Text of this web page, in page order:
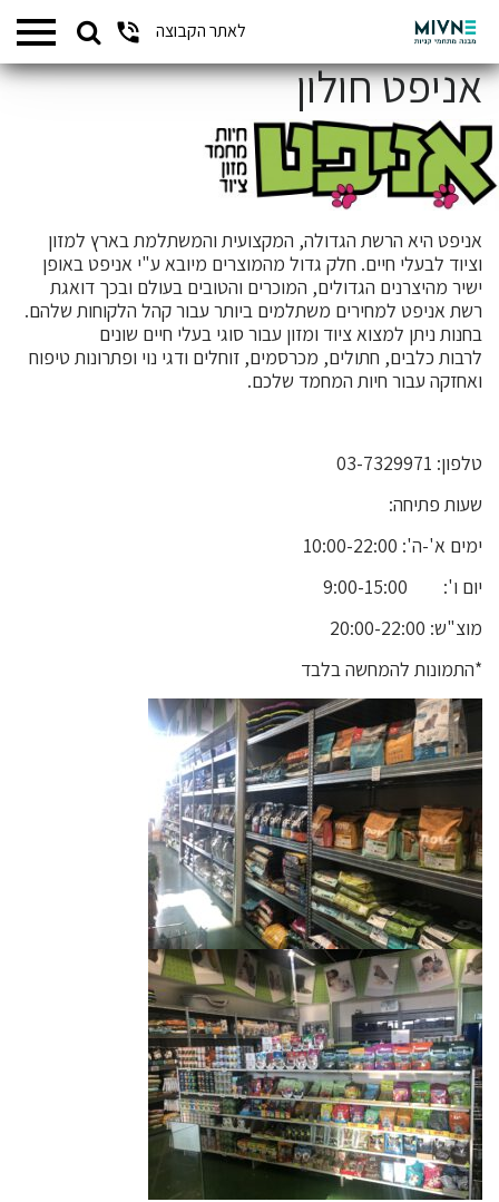
לאתר הקבוצהSearch
המתחמים שלנו
אניפט חולון
אניפט היא הרשת הגדולה, המקצועית והמשתלמת בארץ למזון
וציוד לבעלי חיים. חלק גדול מהמוצרים מיובא ע"י אניפט באופן
ישיר מהיצרנים הגדולים, המוכרים והטובים בעולם ובכך דואגת
רשת אניפט למחירים משתלמים ביותר עבור קהל הלקוחות שלהם.
בחנות ניתן למצוא ציוד ומזון עבור סוגי בעלי חיים שונים
לרבות כלבים, חתולים, מכרסמים, זוחלים ודגי נוי ופתרונות טיפוח
ואחזקה עבור חיות המחמד שלכם.
טלפון:
שעות פתיחה:
ימים א'-ה':
יום ו':
מוצ"ש:
*התמונות להמחשה בלבד